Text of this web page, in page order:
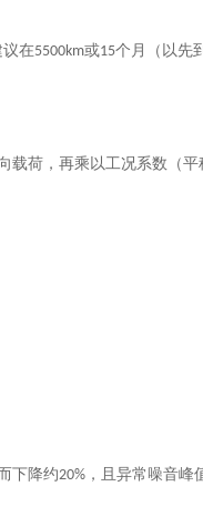
议在5500km或15个月（以先
载荷，再乘以工况系数（平
下降约20% ，且异常噪音峰